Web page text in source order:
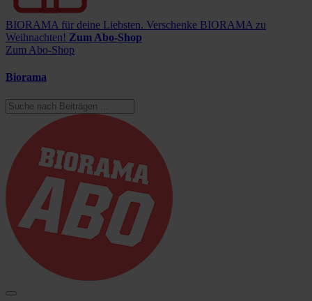
BIORAMA für deine Liebsten. Verschenke BIORAMA zu
Weihnachten! Zum Abo-Shop
Zum Abo-Shop
Biorama